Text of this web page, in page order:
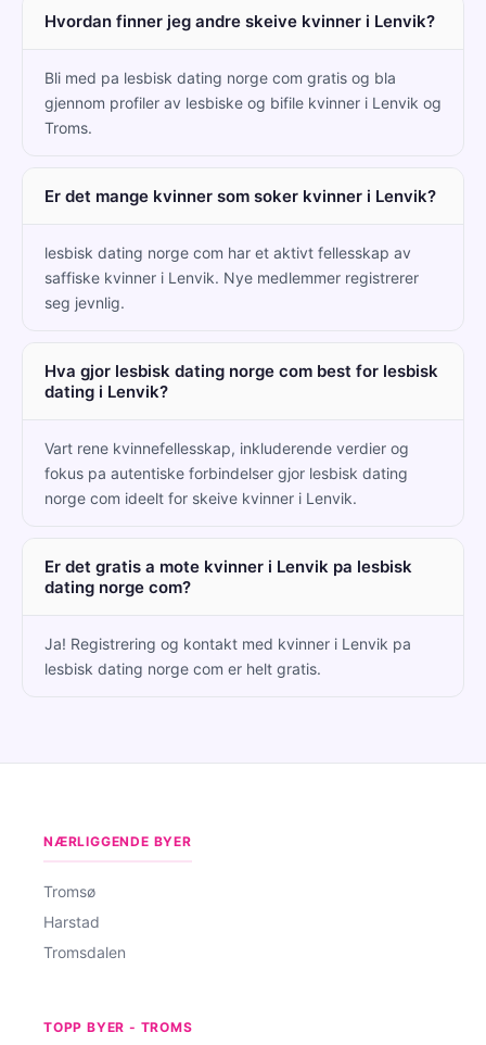
Hvordan finner jeg andre skeive kvinner i Lenvik?
Bli med pa lesbisk dating norge com gratis og bla
gjennom profiler av lesbiske og bifile kvinner i Lenvik og
Troms.
Er det mange kvinner som soker kvinner i Lenvik?
lesbisk dating norge com har et aktivt fellesskap av
saffiske kvinner i Lenvik. Nye medlemmer registrerer
seg jevnlig.
Hva gjor lesbisk dating norge com best for lesbisk
dating i Lenvik?
Vart rene kvinnefellesskap, inkluderende verdier og
fokus pa autentiske forbindelser gjor lesbisk dating
norge com ideelt for skeive kvinner i Lenvik.
Er det gratis a mote kvinner i Lenvik pa lesbisk
dating norge com?
Ja! Registrering og kontakt med kvinner i Lenvik pa
lesbisk dating norge com er helt gratis.
NÆRLIGGENDE BYER
Tromsø
Harstad
Tromsdalen
TOPP BYER - TROMS